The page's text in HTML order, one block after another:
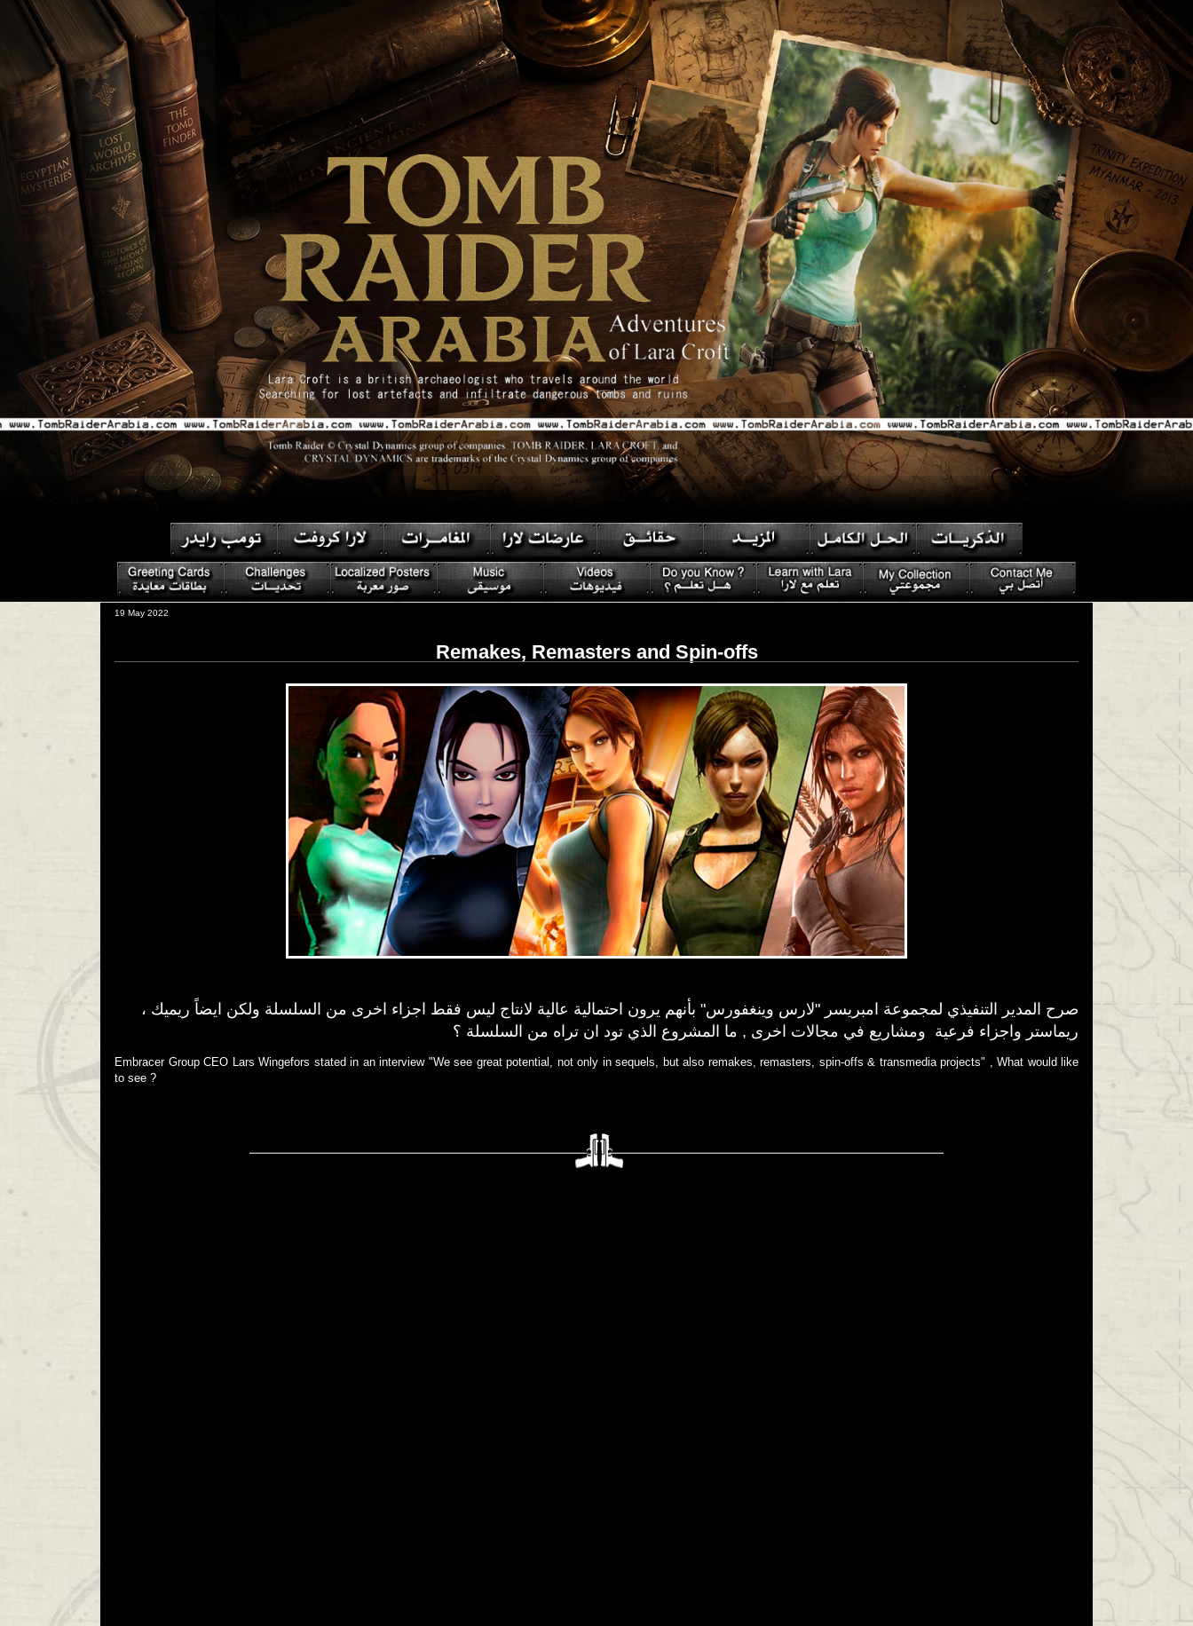
19 May 2022
Remakes, Remasters and Spin-offs
صرح المدير التنفيذي لمجموعة امبريسر "لارس وينغفورس" بأنهم يرون احتمالية عالية لانتاج ليس فقط اجزاء اخرى من السلسلة ولكن ايضاً ريميك ،
ريماستر واجزاء فرعية ومشاريع في مجالات اخرى⁣ ⁣, ما المشروع الذي تود ان تراه من السلسلة ؟
Embracer Group CEO Lars Wingefors stated in an interview "We see great potential, not only in sequels, but also remakes, remasters, spin-offs & transmedia projects"⁣ ⁣, What would like
to see ?